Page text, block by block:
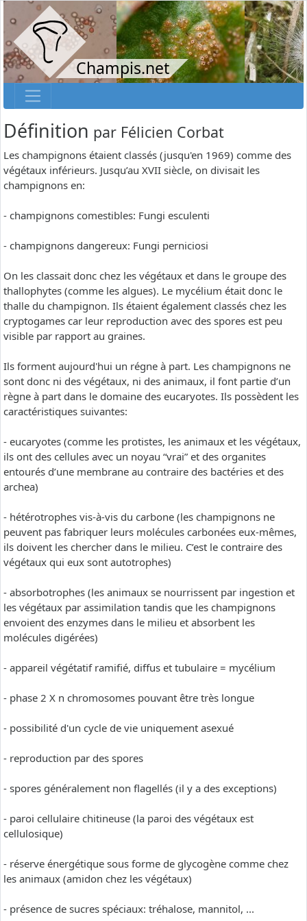
Champis.net
Définition par Félicien Corbat
Les champignons étaient classés (jusqu'en 1969) comme des
végétaux inférieurs. Jusqu’au XVII siècle, on divisait les
champignons en:
- champignons comestibles: Fungi esculenti
- champignons dangereux: Fungi perniciosi
On les classait donc chez les végétaux et dans le groupe des
thallophytes (comme les algues). Le mycélium était donc le
thalle du champignon. Ils étaient également classés chez les
cryptogames car leur reproduction avec des spores est peu
visible par rapport au graines.
Ils forment aujourd'hui un régne à part. Les champignons ne
sont donc ni des végétaux, ni des animaux, il font partie d’un
règne à part dans le domaine des eucaryotes. Ils possèdent les
caractéristiques suivantes:
- eucaryotes (comme les protistes, les animaux et les végétaux,
ils ont des cellules avec un noyau “vrai” et des organites
entourés d’une membrane au contraire des bactéries et des
archea)
- hétérotrophes vis-à-vis du carbone (les champignons ne
peuvent pas fabriquer leurs molécules carbonées eux-mêmes,
ils doivent les chercher dans le milieu. C’est le contraire des
végétaux qui eux sont autotrophes)
- absorbotrophes (les animaux se nourrissent par ingestion et
les végétaux par assimilation tandis que les champignons
envoient des enzymes dans le milieu et absorbent les
molécules digérées)
- appareil végétatif ramifié, diffus et tubulaire = mycélium
- phase 2 X n chromosomes pouvant être très longue
- possibilité d'un cycle de vie uniquement asexué
- reproduction par des spores
- spores généralement non flagellés (il y a des exceptions)
- paroi cellulaire chitineuse (la paroi des végétaux est
cellulosique)
- réserve énergétique sous forme de glycogène comme chez
les animaux (amidon chez les végétaux)
- présence de sucres spéciaux: tréhalose, mannitol, ...